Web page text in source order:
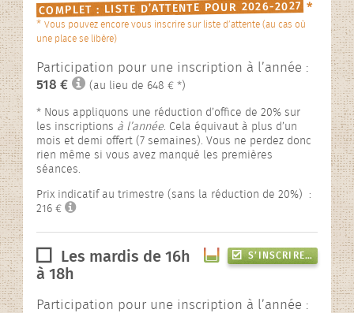
COMPLET : LISTE D’ATTENTE POUR 2026-2027 *
* Vous pouvez encore vous inscrire sur liste d’attente (au cas où
une place se libère)
Participation pour une inscription à l’année :
518 €
(au lieu de 648 € *)
* Nous appliquons une réduction d’office de 20% sur
les inscriptions à l’année . Cela équivaut à plus d’un
mois et demi offert (7 semaines). Vous ne perdez donc
rien même si vous avez manqué les premières
séances.
Prix indicatif au trimestre (sans la réduction de 20%) :
216 €
S’INSCRIRE…
Les mardis de 16h
à 18h
Participation pour une inscription à l’année :